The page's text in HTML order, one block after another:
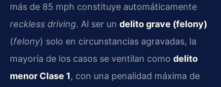
más de 85 mph constituye automáticamente
reckless driving. Al ser un delito grave (felony)
(felony) solo en circunstancias agravadas, la
mayoría de los casos se ventilan como delito
menor Clase 1, con una penalidad máxima de